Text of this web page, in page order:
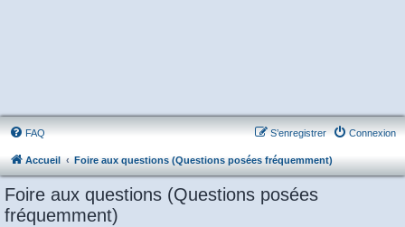
FAQ Connexion
S’enregistrer
Accueil Foire aux questions (Questions posées fréquemment)
Foire aux questions (Questions posées
fréquemment)